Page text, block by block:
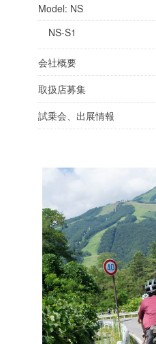
Model: NS
NS-S1
会社概要
取扱店募集
試乗会、出展情報